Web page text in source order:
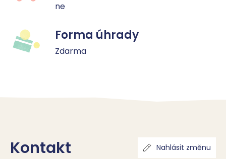
ne
Forma úhrady
Zdarma
Kontakt Nahlásit změnu